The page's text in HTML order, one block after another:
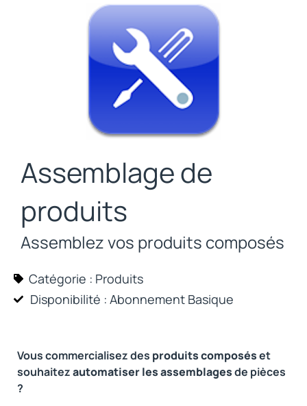
Assemblage de
produits
Assemblez vos produits composés
Catégorie : Produits
Disponibilité : Abonnement Basique
Vous commercialisez des produits composéset
souhaitezautomatiser les assemblagesde pièces
?